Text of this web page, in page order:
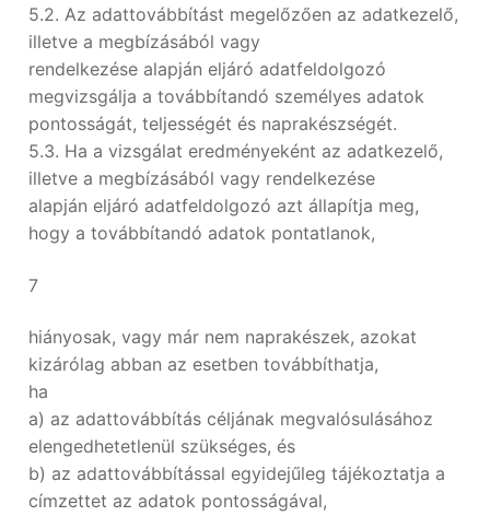
5.2. Az adattovábbítást megelőzően az adatkezelő,
illetve a megbízásából vagy
rendelkezése alapján eljáró adatfeldolgozó
megvizsgálja a továbbítandó személyes adatok
pontosságát, teljességét és naprakészségét.
5.3. Ha a vizsgálat eredményeként az adatkezelő,
illetve a megbízásából vagy rendelkezése
alapján eljáró adatfeldolgozó azt állapítja meg,
hogy a továbbítandó adatok pontatlanok,
7
hiányosak, vagy már nem naprakészek, azokat
kizárólag abban az esetben továbbíthatja,
ha
a) az adattovábbítás céljának megvalósulásához
elengedhetetlenül szükséges, és
b) az adattovábbítással egyidejűleg tájékoztatja a
címzettet az adatok pontosságával,